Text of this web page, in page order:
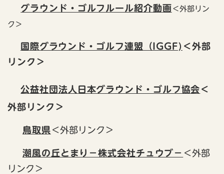
グラウンド・ゴルフルール紹介動画 ＜外部リン
ク＞
国際グラウンド・ゴルフ連盟（IGGF) ＜外部
リンク＞
公益社団法人日本グラウンド・ゴルフ協会 ＜
外部リンク＞
鳥取県 ＜外部リンク＞
潮風の丘とまり－株式会社チュウブ－ ＜外部
リンク＞